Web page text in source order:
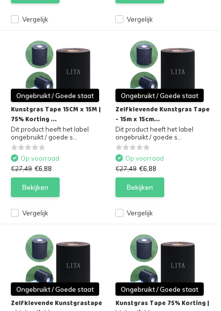
Vergelijk Vergelijk
Ongebruikt / Goede staat
Kunstgras Tape 15CM x 15M |
75% Korting ...
Dit product heeft het label
ongebruikt / goede s...
Vergelijk
Op voorraad
€27,49 €6,88
Bekijken
Ongebruikt / Goede staat
Zelfklevende Kunstgras Tape
- 15m x 15cm...
Dit product heeft het label
ongebruikt / goede s...
Vergelijk
Op voorraad
€27,49 €6,88
Bekijken
Ongebruikt / Goede staat
Zelfklevende Kunstgrastape
Ongebruikt / Goede staat
Kunstgras Tape 75% Korting |